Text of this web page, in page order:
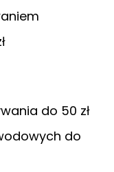
do 50 zł
do